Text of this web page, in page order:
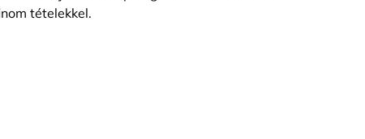
tételekkel.